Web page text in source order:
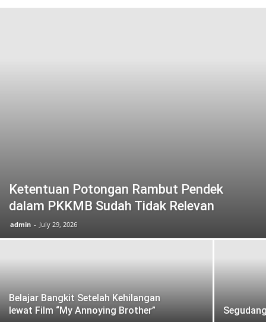
Ketentuan Potongan Rambut Pendek
dalam PKKMB Sudah Tidak Relevan
admin - July 29, 2026
Belajar Bangkit Setelah Kehilangan
lewat Film “My Annoying Brother”